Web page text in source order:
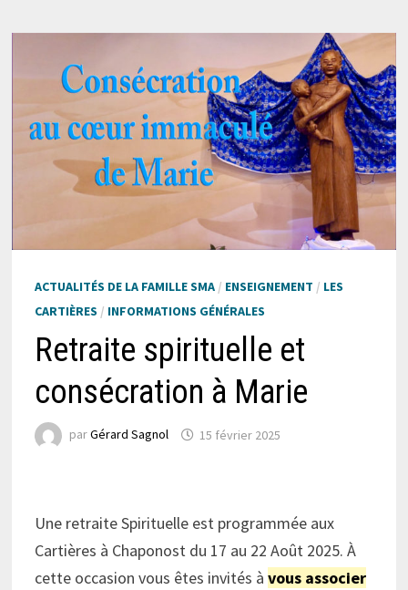
ACTUALITÉS DE LA FAMILLE SMA/ ENSEIGNEMENT / LES
CARTIÈRES / INFORMATIONS GÉNÉRALES
Retraite spirituelle et
consécration à Marie
parGérard Sagnol 15 février 2025
Une retraite Spirituelle est programmée aux
Cartières à Chaponost du 17 au 22 Août 2025. À
cette occasion vous êtes invités à vous associer